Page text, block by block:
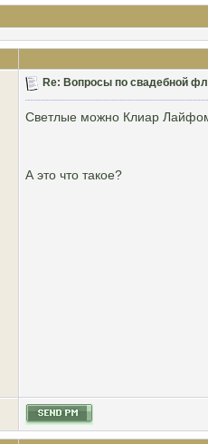
Re: Вопросы по свадебной
Светлые можно Клиар
А это что такое?